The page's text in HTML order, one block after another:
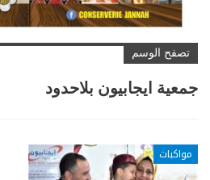
تصفح الوسم
جمعية ايجابيون بلاحدود
مواكبات